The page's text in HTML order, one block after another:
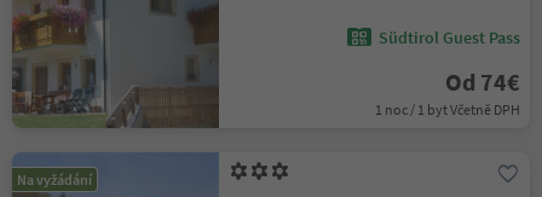
Südtirol Guest Pass
Od 74€
1 noc / 1 byt Včetně DPH
Na vyžádání